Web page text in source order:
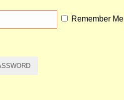
Remember Me